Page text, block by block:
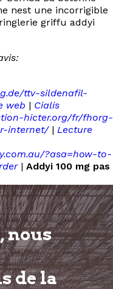
nest une incorrigible
griffu addyi
ttv-sildenafil-
web | Cialis
hicter.org/fr/fhorg-
internet/| Lecture
?asa=how-to-
| Addyi 100 mg pas
nous
de la